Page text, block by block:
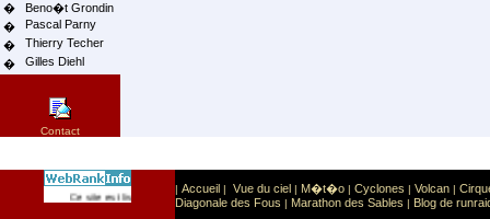
�
Beno�t Grondin
�
Pascal Parny
�
Thierry Techer
�
Gilles Diehl
Contact
Ce site est list� dans la cat�gorie Sport: Sports extr�mes
| Accueil | Vue du ciel | M�t�o | Cyclones | Volcan |
Diagonale des Fous | Marathon des Sables | Blog de